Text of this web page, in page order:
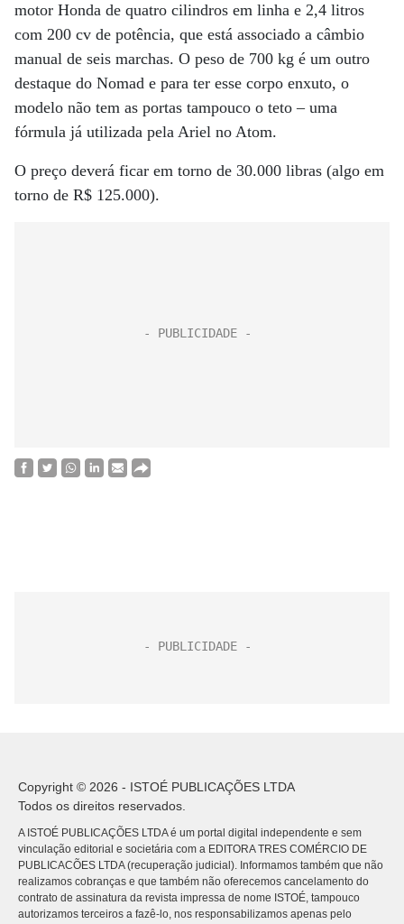
motor Honda de quatro cilindros em linha e 2,4 litros
com 200 cv de potência, que está associado a câmbio
manual de seis marchas. O peso de 700 kg é um outro
destaque do Nomad e para ter esse corpo enxuto, o
modelo não tem as portas tampouco o teto – uma
fórmula já utilizada pela Ariel no Atom.
O preço deverá ficar em torno de 30.000 libras (algo em
torno de R$ 125.000).
Copyright © 2026 - ISTOÉ PUBLICAÇÕES LTDA
Todos os direitos reservados.
A ISTOÉ PUBLICAÇÕES LTDA é um portal digital independente e sem
vinculação editorial e societária com a EDITORA TRES COMÉRCIO DE
PUBLICACÕES LTDA (recuperação judicial). Informamos também que não
realizamos cobranças e que também não oferecemos cancelamento do
contrato de assinatura da revista impressa de nome ISTOÉ, tampouco
autorizamos terceiros a fazê-lo, nos responsabilizamos apenas pelo